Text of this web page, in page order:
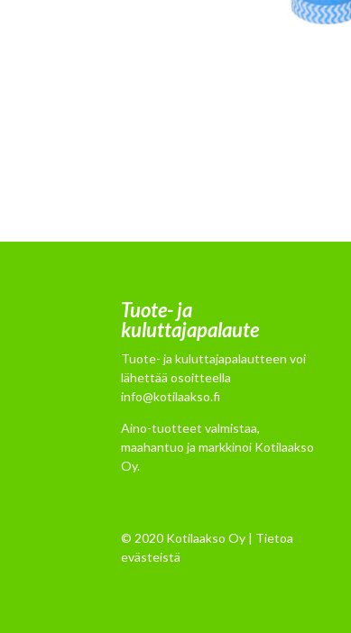
Tuote- ja
kuluttajapalaute
Tuote- ja kuluttajapalautteen voi
lähettää osoitteella
info@kotilaakso.fi
Aino-tuotteet valmistaa,
maahantuo ja markkinoi Kotilaakso
Oy.
© 2020 Kotilaakso Oy | Tietoa
evästeistä